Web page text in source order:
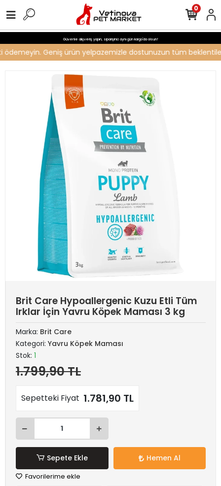
Güvenle alışveriş yapın, siparişiniz aynı gün kargo'da olsun!
Geniş ürün yelpazemizle dostunuzun tüm
0
Brit Care Hypoallergenic Kuzu Etli Tüm
Irklar İçin Yavru Köpek Maması 3 kg
Marka: Brit Care
Kategori: Yavru Köpek Maması
Stok: 1
1.799,90 TL
Sepetteki Fiyat 1.781,90 TL
Sepete Ekle Hemen Al
Favorilerime ekle